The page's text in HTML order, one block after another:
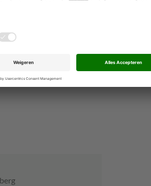
te versterken - iBestuur
- iBestuur
steun voor EuroStack -